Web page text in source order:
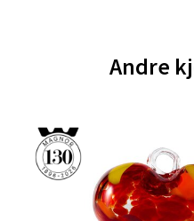
Andre
Bergen - Thon
Sartorvegen 12, 5353
Åpent i dag 10-21